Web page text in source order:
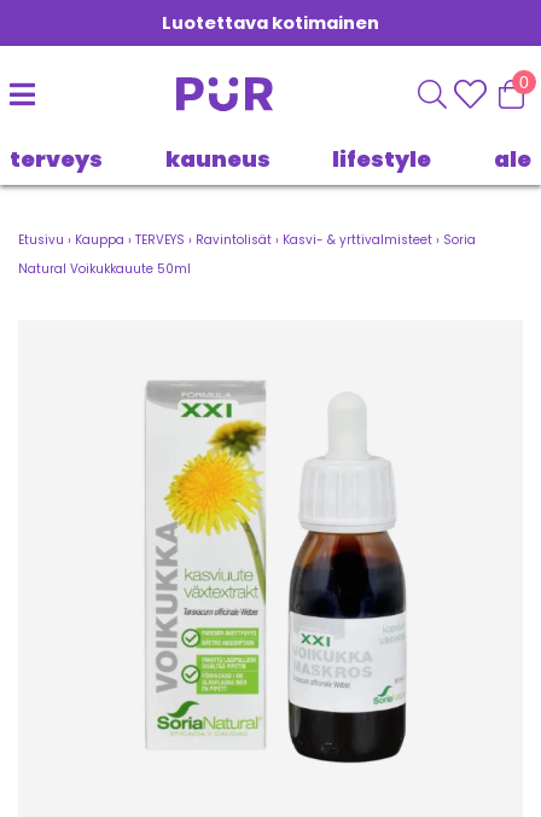
Luotettava kotimainen
0
terveys kauneus lifestyle ale
Etusivu › Kauppa › TERVEYS › Ravintolisät › Kasvi- & yrttivalmisteet › Soria
Natural Voikukkauute 50ml